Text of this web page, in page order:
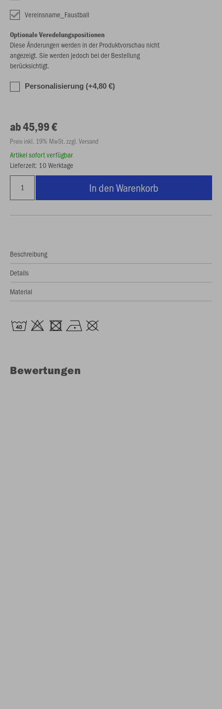
Vereinsname_Faustball
Optionale Veredelungspositionen
Diese Änderungen werden in der Produktvorschau nicht
angezeigt. Sie werden jedoch bei der Bestellung
berücksichtigt.
Personalisierung (+4,80 €)
ab 45,99 €
Preis inkl. 19% MwSt. zzgl. Versand
Artikel sofort verfügbar
Lieferzeit: 10 Werktage
In den Warenkorb
Beschreibung
Details
Material
Bewertungen